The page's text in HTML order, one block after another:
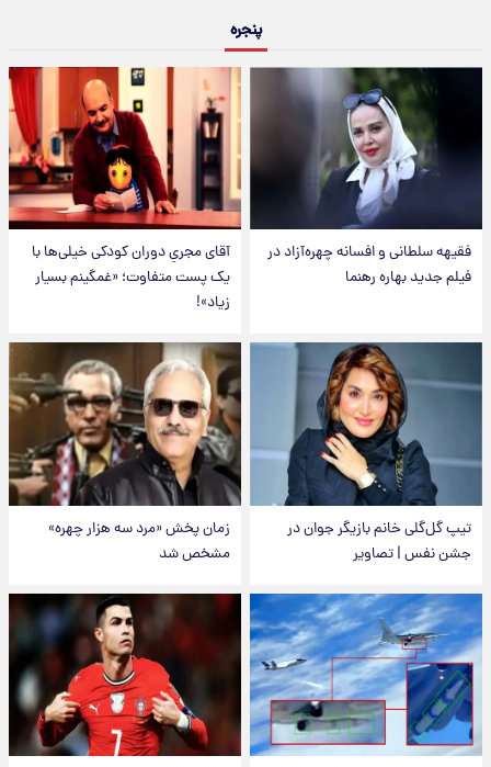
پنجره
فقیهه سلطانی و افسانه چهره‌آزاد در
فیلم جدید بهاره رهنما
آقای مجریِ دوران کودکی خیلی‌ها با
یک پست متفاوت؛ «غمگینم بسیار
زیاد»!
تیپ گل‌گلی خانم بازیگر جوان در
جشن نفس | تصاویر
زمان پخش «مرد سه هزار چهره»
مشخص شد